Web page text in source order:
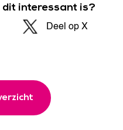
dit interessant is?
Deel op X